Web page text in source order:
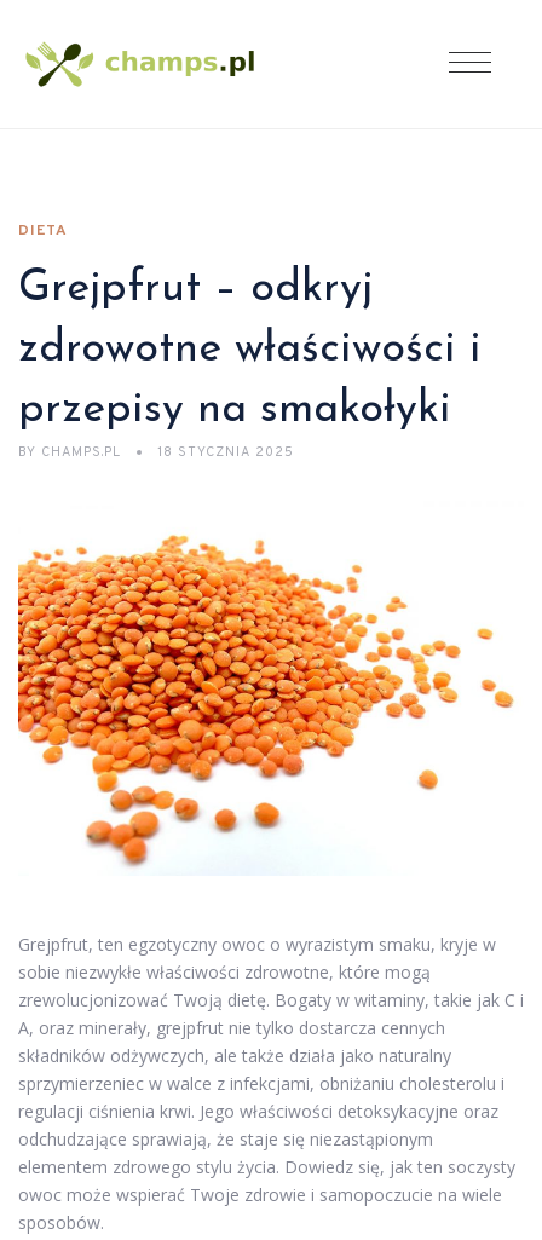
DIETA
Grejpfrut – odkryj
zdrowotne właściwości i
przepisy na smakołyki
BY CHAMPS.PL 18 STYCZNIA 2025
Grejpfrut, ten egzotyczny owoc o wyrazistym smaku, kryje w
sobie niezwykłe właściwości zdrowotne, które mogą
zrewolucjonizować Twoją dietę. Bogaty w witaminy, takie jak C i
A, oraz minerały, grejpfrut nie tylko dostarcza cennych
składników odżywczych, ale także działa jako naturalny
sprzymierzeniec w walce z infekcjami, obniżaniu cholesterolu i
regulacji ciśnienia krwi. Jego właściwości detoksykacyjne oraz
odchudzające sprawiają, że staje się niezastąpionym
elementem zdrowego stylu życia. Dowiedz się, jak ten soczysty
owoc może wspierać Twoje zdrowie i samopoczucie na wiele
sposobów.